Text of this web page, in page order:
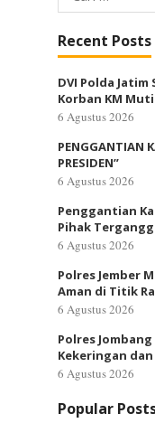
untuk:
Recent Posts
DVI Polda Jatim
Korban KM
6 Agustus 2026
PENGGANTIAN
PRESIDEN”
6 Agustus 2026
Penggantian
Pihak
6 Agustus 2026
Polres Jember
Aman di Titik
6 Agustus 2026
Polres
Kekeringan
6 Agustus 2026
Popular